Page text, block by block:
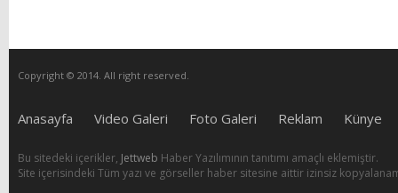
Copyright © 2014. All right reserved.
Anasayfa Video Galeri Foto Galeri Reklam Künye
Bu sitedeki içerikler, Jettweb Haber Yazılımının tanıtımı amaçlı eklemiştir.
Site içerisindeki Tüm yazı ve görseller haber sitesine aittir izinsiz